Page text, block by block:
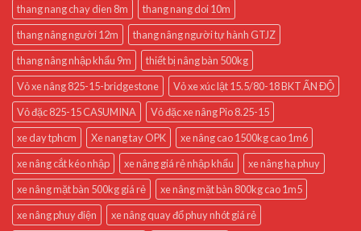
thang nang chay dien 8m
thang nang doi 10m
thang nâng người 12m
thang nâng người tự hành GTJZ
thang nâng nhập khẩu 9m
thiết bị nâng bàn 500kg
Vỏ xe nâng 825-15-bridgestone
Vỏ xe xúc lật 15.5/80-18 BKT ẤN ĐỘ
Vỏ đặc 825-15 CASUMINA
Vỏ đặc xe nâng Pio 8.25-15
xe day tphcm
Xe nang tay OPK
xe nâng cao 1500kg cao 1m6
xe nâng cắt kéo nhập
xe nâng giá rẻ nhập khẩu
xe nâng hạ phuy
xe nâng mặt bàn 500kg giá rẻ
xe nâng mặt bàn 800kg cao 1m5
xe nâng phuy điện
xe nâng quay đổ phuy nhót giá rẻ